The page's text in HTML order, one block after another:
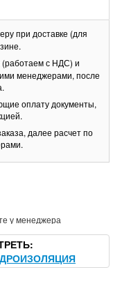
при доставке (для
(работаем с НДС) и
менеджерами, после
оплату документы,
далее расчет по
у менеджера